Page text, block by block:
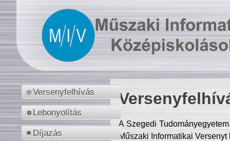
Versenyfelhívás
Lebonyolítás
Díjazás
A Szegedi
Műszaki Informatikai